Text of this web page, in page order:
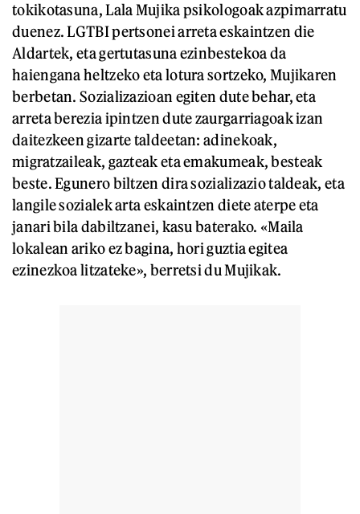
tokikotasuna, Lala Mujika psikologoak azpimarratu
duenez. LGTBI pertsonei arreta eskaintzen die
Aldartek, eta gertutasuna ezinbestekoa da
haiengana heltzeko eta lotura sortzeko, Mujikaren
berbetan. Sozializazioan egiten dute behar, eta
arreta berezia ipintzen dute zaurgarriagoak izan
daitezkeen gizarte taldeetan: adinekoak,
migratzaileak, gazteak eta emakumeak, besteak
beste. Egunero biltzen dira sozializazio taldeak, eta
langile sozialek arta eskaintzen diete aterpe eta
janari bila dabiltzanei, kasu baterako. «Maila
lokalean ariko ez bagina, hori guztia egitea
ezinezkoa litzateke», berretsi du Mujikak.